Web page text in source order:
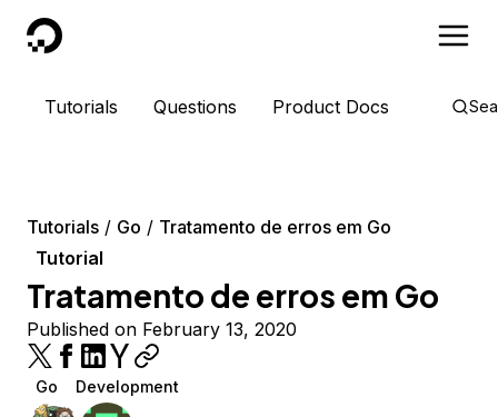
DigitalOcean
Tutorials Questions Product Docs
Tutorials Go
Tratamento de erros em Go
Tutorial
Tratamento de erros em Go
Published on February 13, 2020
Go Development